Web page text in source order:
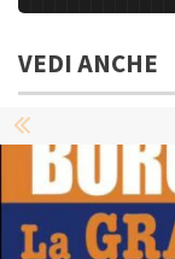
VEDI ANCHE